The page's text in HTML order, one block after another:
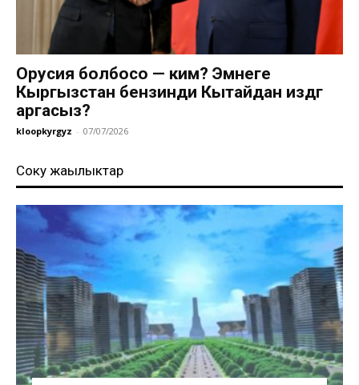
Орусия болбосо — ким? Эмнеге
Кыргызстан бензинди Кытайдан издөөгө
аргасыз?
kloopkyrgyz - 07/07/2026
Соңку жаңылыктар